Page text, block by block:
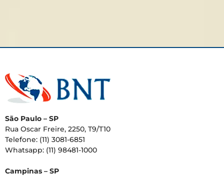
São Paulo – SP
Rua Oscar Freire, 2250, T9/T10
Telefone: (11) 3081-6851
Whatsapp: (11) 98481-1000
Campinas – SP